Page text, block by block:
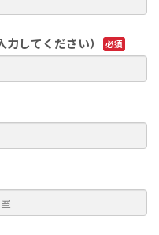
してください）